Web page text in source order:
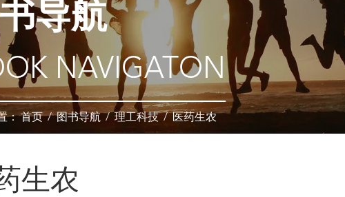
导航
NAVIGATON
：首页/图书导航 / 理工科技 / 医药生农
生农